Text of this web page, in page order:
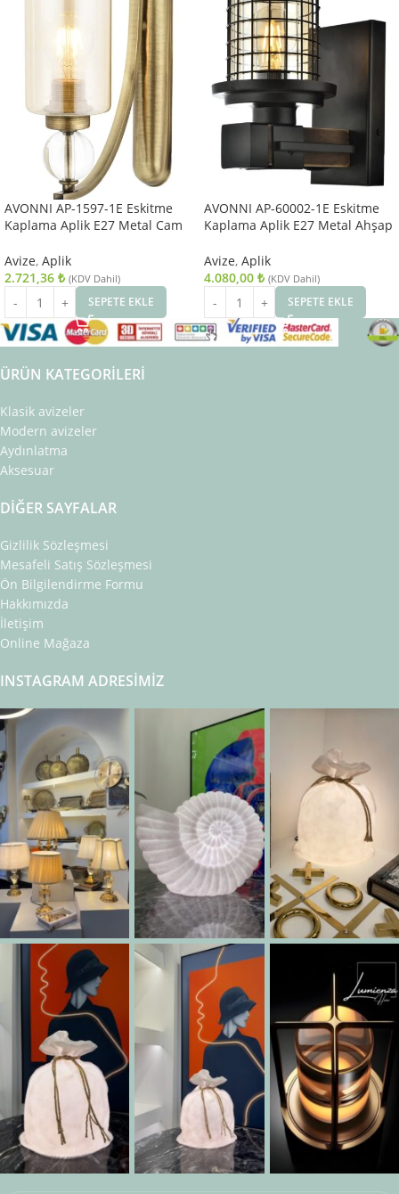
AVONNI AP-1597-1E Eskitme
Kaplama Aplik E27 Metal Cam
Avize, Aplik
2.721,36 ₺ (KDV Dahil)
SEPETE EKLE
AVONNI AP-60002-1E Eskitme
Kaplama Aplik E27 Metal Ahşap
Avize, Aplik
4.080,00 ₺ (KDV Dahil)
SEPETE EKLE
ÜRÜN KATEGORILERI
Klasik avizeler
Modern avizeler
Aydınlatma
Aksesuar
DIĞER SAYFALAR
Gizlilik Sözleşmesi
Mesafeli Satış Sözleşmesi
Ön Bilgilendirme Formu
Hakkımızda
İletişim
Online Mağaza
INSTAGRAM ADRESIMIZ